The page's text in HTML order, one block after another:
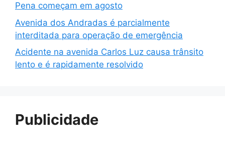
Pena começam em agosto
Avenida dos Andradas é parcialmente
interditada para operação de emergência
Acidente na avenida Carlos Luz causa trânsito
lento e é rapidamente resolvido
Publicidade